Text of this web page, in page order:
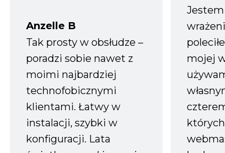
Anzelle B
Tak prosty w obsłudze –
poradzi sobie nawet z
moimi najbardziej
technofobicznymi
klientami. Łatwy w
instalacji, szybki w
konfiguracji. Lata
mojej